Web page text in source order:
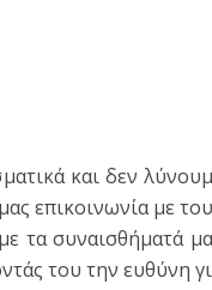
και δεν
επικοινωνία με
τα συναισθήματά
του την ευθύνη